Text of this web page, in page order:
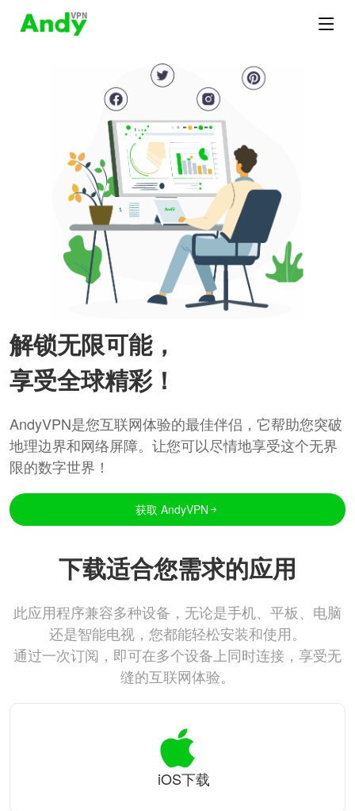
解锁无限可能，
享受全球精彩！
AndyVPN是您互联网体验的最佳伴侣，它帮助您突破
地理边界和网络屏障。让您可以尽情地享受这个无界
限的数字世界！
获取 AndyVPN
下载适合您需求的应用
此应用程序兼容多种设备，无论是手机、平板、电脑
还是智能电视，您都能轻松安装和使用。
通过一次订阅，即可在多个设备上同时连接，享受无
缝的互联网体验。
iOS下载